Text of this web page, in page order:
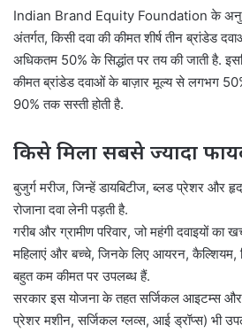
Indian Brand Equity Foundation के
अंतर्गत, किसी दवा की कीमत शीर्ष तीन ब्रांडेड
अधिकतम 50% के सिद्धांत पर तय की जाती है.
कीमत ब्रांडेड दवाओं के बाज़ार मूल्य से लगभग
90% तक सस्ती होती है.
किसे मिला सबसे ज्यादा
बुजुर्ग मरीज, जिन्हें डायबिटीज, ब्लड प्रेशर और
रोजाना दवा लेनी पड़ती है.
गरीब और ग्रामीण परिवार, जो महंगी दवाइयों का
महिलाएं और बच्चे, जिनके लिए आयरन, कैल्शियम,
बहुत कम कीमत पर उपलब्ध हैं.
सरकार इस योजना के तहत सर्जिकल आइटम्स
प्रेशर मशीन, सर्जिकल ग्लव्स, आई ड्रॉप्स) भी